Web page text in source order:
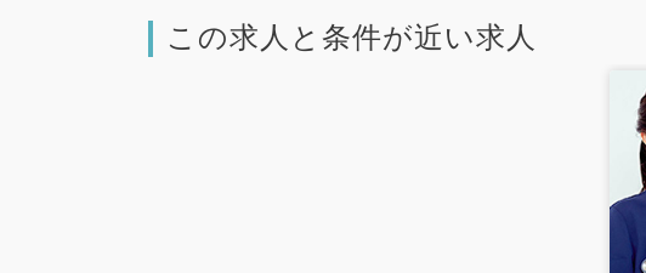
この求人と条件が近い求人